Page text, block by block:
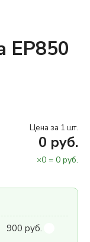
EP850
Цена за 1 шт.
0 руб.
×0 = 0 руб.
900 руб.